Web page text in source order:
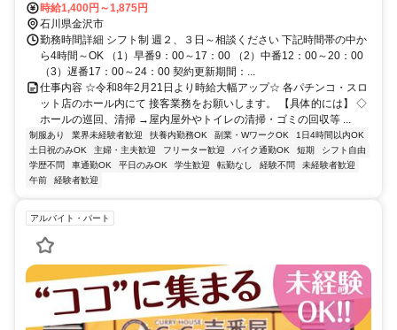
鉄金沢バス「高柳一丁目停留所」下車、徒歩約4分
時給1,400円～1,875円
石川県金沢市
勤務時間詳細 シフト制 週２、３日～相談ください 下記時間帯の中か
ら4時間～OK （1）早番9：00～17：00 （2）中番12：00～20：00
（3）遅番17：00～24：00 契約更新期間：...
仕事内容 ☆令和8年2月21日より時給大幅アップ☆ 各パチンコ・スロ
ット店のホール内にて 接客業務をお願いします。 【具体的には】 ◇
ホールの巡回、清掃 →屋内屋外やトイレの清掃・ゴミの回収等 ...
制服あり 業界未経験者歓迎 扶養内勤務OK 副業・WワークOK
1日4時間以内OK
土日祝のみOK
主婦・主夫歓迎 フリーター歓迎 バイク通勤OK 短期
シフト自由
学歴不問
車通勤OK 平日のみOK 学生歓迎 転勤なし 経験不問
未経験者歓迎
午前
経験者歓迎
アルバイト・パート